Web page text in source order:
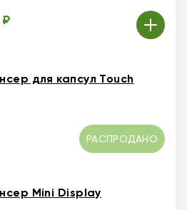
для капсул Touch
РАСПРОДАНО
Mini Display